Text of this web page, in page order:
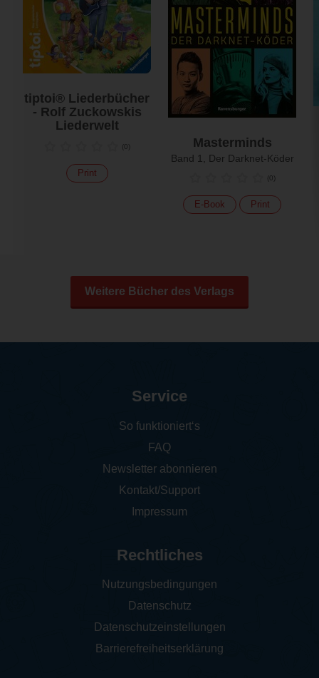
tiptoi® Liederbücher
- Rolf Zuckowskis
Liederwelt
(0)
Print
Masterminds
Band 1, Der Darknet-Köder
(0)
E-Book Print
Weitere Bücher des Verlags
Service
So funktioniert‘s
FAQ
Newsletter abonnieren
Kontakt/Support
Impressum
Rechtliches
Nutzungsbedingungen
Datenschutz
Datenschutzeinstellungen
Barrierefreiheitserklärung